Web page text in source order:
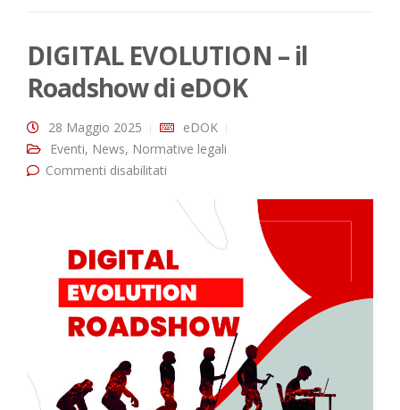
DIGITAL EVOLUTION – il
Roadshow di eDOK
28 Maggio 2025
eDOK
Eventi, News, Normative legali
Commenti disabilitati